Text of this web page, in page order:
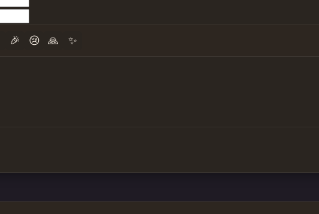
🎉 😢 🙏 ✨